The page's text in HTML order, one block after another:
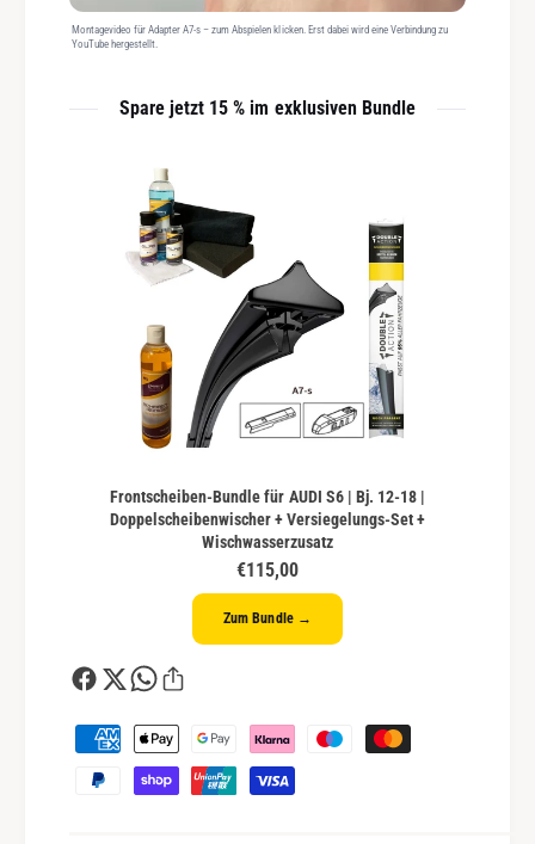
Montagevideo für Adapter A7-s – zum Abspielen klicken. Erst dabei wird eine Verbindung zu
YouTube hergestellt.
Spare jetzt 15 % im exklusiven Bundle
Frontscheiben-Bundle für AUDI S6 | Bj. 12-18 |
Doppelscheibenwischer + Versiegelungs-Set +
Wischwasserzusatz
€115,00
Zum Bundle →
Z
a